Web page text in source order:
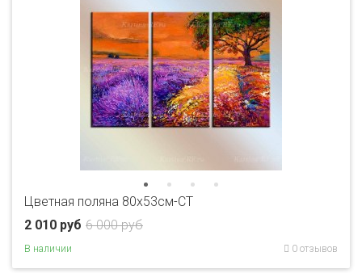
Цветная поляна 80x53см-CT
6 000 руб
2 010 руб
В наличии 0 отзывов